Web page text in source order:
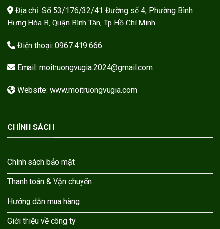
Địa chỉ: Số 53/176/32/41 Đường số 4, Phường Bình
Hưng Hòa B, Quận Bình Tân, Tp Hồ Chí Minh
Điện thoại: 0967.419.666
Email: moitruongvugia.2024@gmail.com
Website: www.moitruongvugia.com
CHÍNH SÁCH
Chính sách bảo mật
Thanh toán & Vận chuyển
Hướng dẫn mua hàng
Giới thiệu về công ty